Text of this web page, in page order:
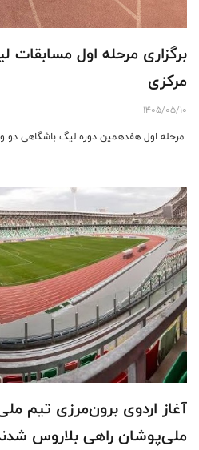
برگزاری مرحله اول
مرکزی
1405/05/10
مرحله اول هفدهمین دوره لیگ باشگاهی دو
آغاز اردوی برون‌مرزی تیم
ملی‌پوشان راهی بلاروس